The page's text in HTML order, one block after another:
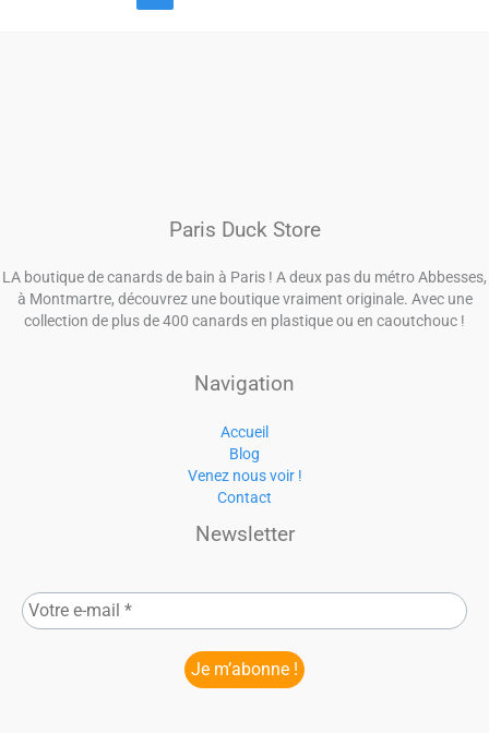
Paris Duck Store
LA boutique de canards de bain à Paris ! A deux pas du métro Abbesses,
à Montmartre, découvrez une boutique vraiment originale. Avec une
collection de plus de 400 canards en plastique ou en caoutchouc !
Navigation
Accueil
Blog
Venez nous voir !
Contact
Newsletter